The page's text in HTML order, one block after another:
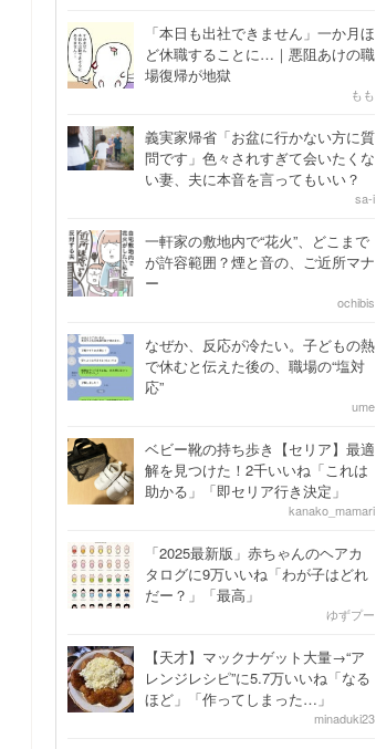
「本日も出社できません」一か月ほ
ど休職することに…｜悪阻あけの職
場復帰が地獄
もも
義実家帰省「お盆に行かない方に質
問です」色々されすぎて会いたくな
い妻、夫に本音を言ってもいい？
sa-i
一軒家の敷地内で“花火”、どこまで
が許容範囲？煙と音の、ご近所マナ
ー
ochibis
なぜか、反応が冷たい。子どもの熱
で休むと伝えた後の、職場の“塩対
応”
ume
ベビー靴の持ち歩き【セリア】最適
解を見つけた！2千いいね「これは
助かる」「即セリア行き決定」
kanako_mamari
「2025最新版」赤ちゃんのヘアカ
タログに9万いいね「わが子はどれ
だー？」「最高」
ゆずプー
【天才】マックナゲット大量→“ア
レンジレシピ”に5.7万いいね「なる
ほど」「作ってしまった…」
minaduki23